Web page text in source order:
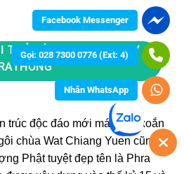
THẢ ĐÈN YI PENG & LOY
trúc độc đáo mới mái vòm xoắn
chùa Wat Chiang Yuen cũng
Phật tuyệt đẹp tên là Phra
Facebook Messenger
Gọi: 028 7300 0776 (Ext: 4)
Nhắn WhatsApp